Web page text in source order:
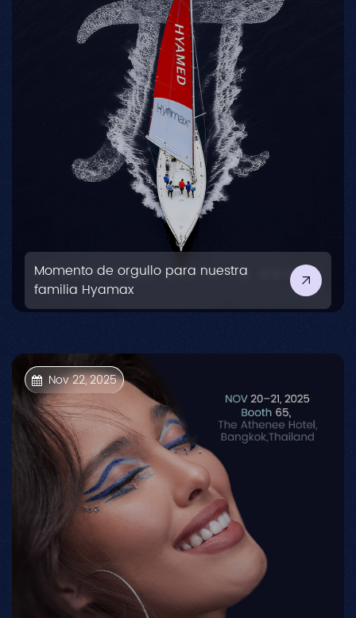
Momento de orgullo para nuestra
familia Hyamax
Nov 22, 2025